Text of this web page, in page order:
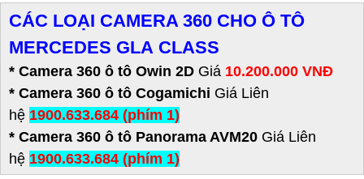
CÁC LOẠI CAMERA 360 CHO Ô TÔ
MERCEDES GLA CLASS
* Camera 360 ô tô Owin 2D Giá 10.200.000 VNĐ
* Camera 360 ô tô Cogamichi Giá Liên
hệ 1900.633.684 (phím 1)
* Camera 360 ô tô Panorama AVM20 Giá Liên
hệ 1900.633.684 (phím 1)